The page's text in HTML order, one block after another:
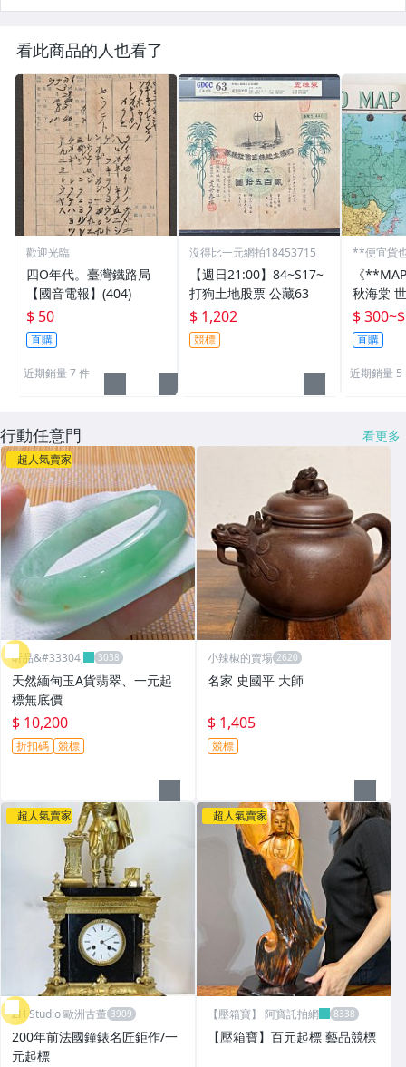
看此商品的人也看了
歡迎光臨
四O年代。臺灣鐵路局
【國音電報】(404)
$ 50
直購
近期銷量 7 件
沒得比一元網拍18453715
【週日21:00】84~S17~
打狗土地股票 公藏63
$ 1,202
競標
**便宜貨
《
秋海棠
國國旗)
$ 300~
直購
近期銷量 5
行動任意門 看更多
超人氣賣家
昕品&#33304;
天然緬甸玉A貨翡翠、一元起
標無底價
$ 10,200
折扣碼 競標
小辣椒的賣場
名家 史國平 大師
$ 1,405
競標
超人氣賣家
ZH Studio 歐洲古董
200年前法國鐘錶名匠鉅作/一
元起標
超人氣賣家
【壓箱寶】 阿寶託拍網
【壓箱寶】百元起標 藝品競標